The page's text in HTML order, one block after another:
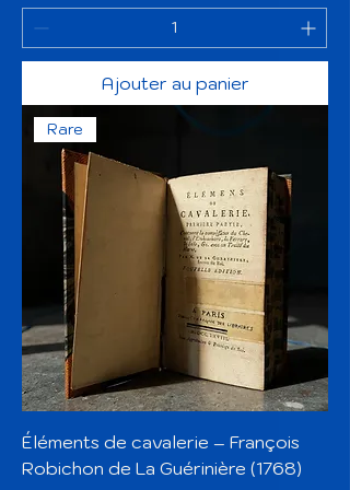
Ajouter au panier
Rare
Éléments de cavalerie – François
Robichon de La Guérinière (1768)